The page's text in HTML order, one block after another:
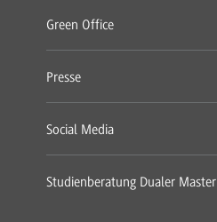
Green Office
Presse
Social Media
Studienberatung Dualer Master